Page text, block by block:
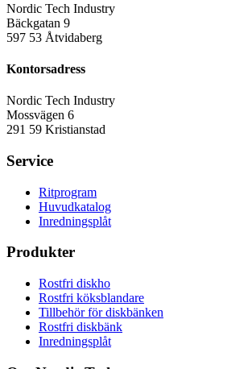
Nordic Tech Industry
Bäckgatan 9
597 53 Åtvidaberg
Kontorsadress
Nordic Tech Industry
Mossvägen 6
291 59 Kristianstad
Service
Ritprogram
Huvudkatalog
Inredningsplåt
Produkter
Rostfri diskho
Rostfri köksblandare
Tillbehör för diskbänken
Rostfri diskbänk
Inredningsplåt